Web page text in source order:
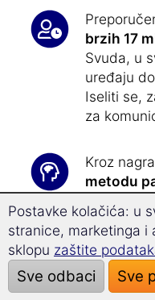
brzih 17
Svuda, u
uređaju
Iseliti se,
za
Kroz
metodu
Sa
postignite
ubrzani
Postavke kolačića: u
stranice, marketinga i
sklopu zaštite
Sve odbaci Sve